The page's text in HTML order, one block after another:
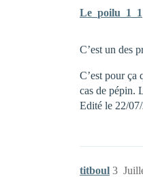
Le_poilu_1_1
C’est un des
C’est pour ça
cas de pépin.
Edité le 22/
titboul 3